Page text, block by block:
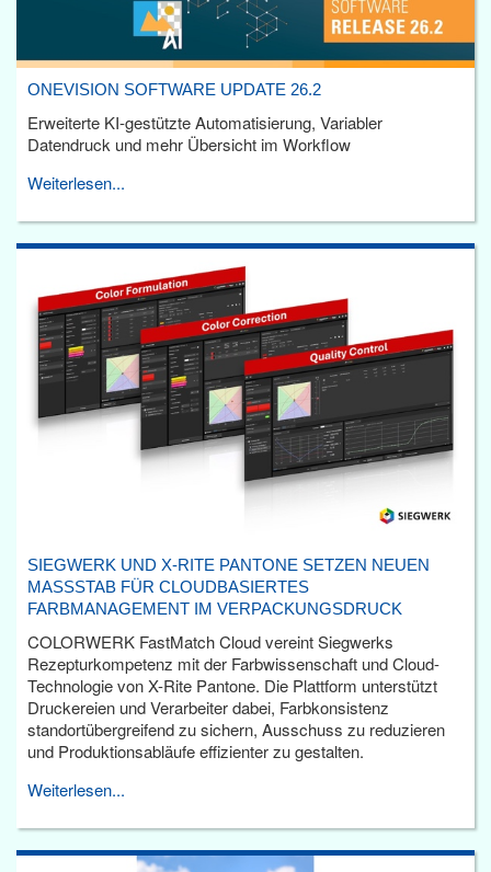
ONEVISION SOFTWARE UPDATE 26.2
Erweiterte KI-gestützte Automatisierung, Variabler
Datendruck und mehr Übersicht im Workflow
Weiterlesen...
SIEGWERK UND X-RITE PANTONE SETZEN NEUEN
MASSSTAB FÜR CLOUDBASIERTES F
ARBMANAGEMENT IM VERPACKUNGSDRUCK
COLORWERK FastMatch Cloud vereint Siegwerks
Rezepturkompetenz mit der Farbwissenschaft und Cloud-
Technologie von X-Rite Pantone. Die Plattform unterstützt
Druckereien und Verarbeiter dabei, Farbkonsistenz
standortübergreifend zu sichern, Ausschuss zu reduzieren
und Produktionsabläufe effizienter zu gestalten.
Weiterlesen...